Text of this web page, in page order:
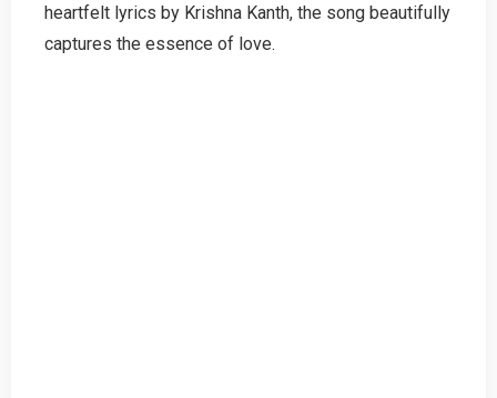
heartfelt lyrics by Krishna Kanth, the song beautifully
captures the essence of love.